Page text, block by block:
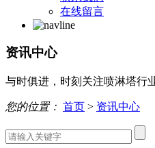
在线留言
资讯中心
与时俱进，时刻关注喷淋塔行
您的位置： 首页 > 资讯中心